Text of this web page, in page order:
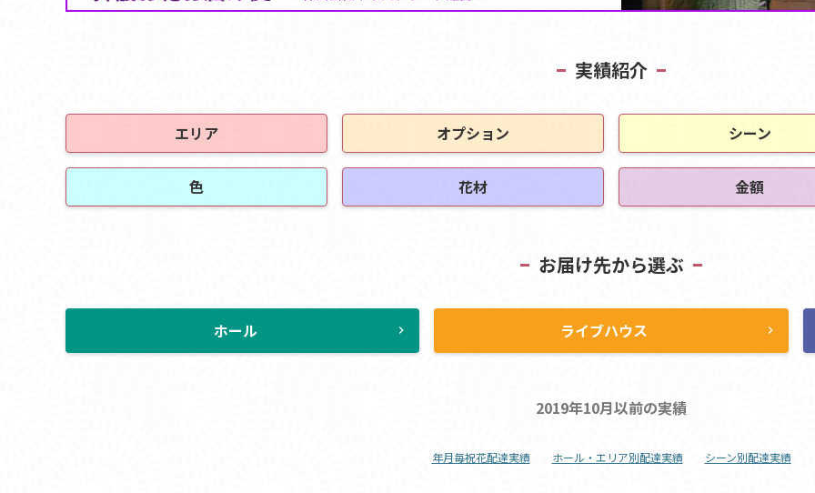
実績紹介
エリア オプション シーン
色 花材 金額
お届け先から選ぶ
ホール chevron_right ライブハウス chevron_right
2019年10月以前の実績
年月毎祝花配達実績 ホール・エリア別配達実績 シーン別配達実績